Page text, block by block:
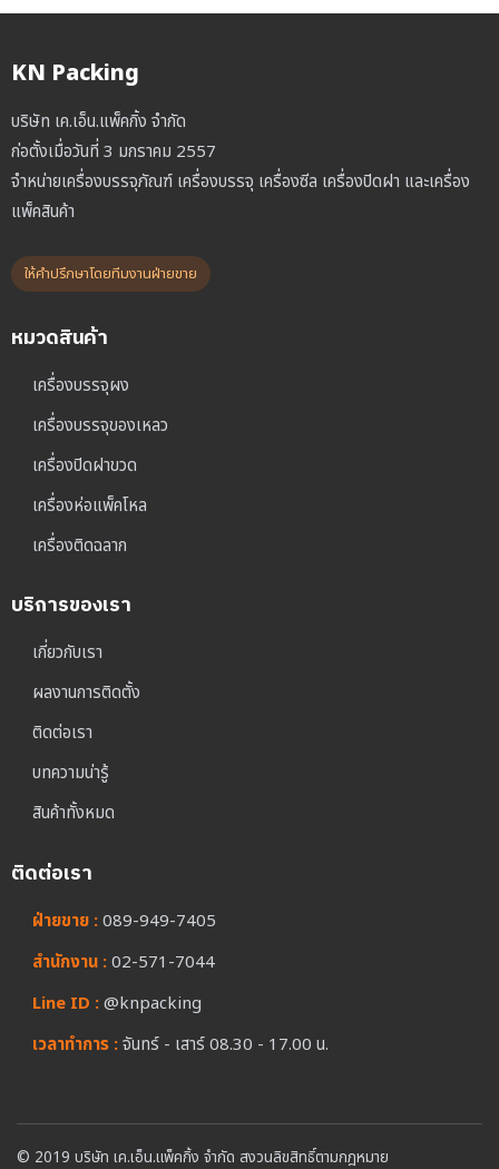
KN Packing
บริษัท เค.เอ็น.แพ็คกิ้ง จำกัด
ก่อตั้งเมื่อวันที่ 3 มกราคม 2557
จำหน่ายเครื่องบรรจุภัณฑ์ เครื่องบรรจุ เครื่องซีล เครื่องปิดฝา และเครื่อง
แพ็คสินค้า
ให้คำปรึกษาโดยทีมงานฝ่ายขาย
หมวดสินค้า
เครื่องบรรจุผง
เครื่องบรรจุของเหลว
เครื่องปิดฝาขวด
เครื่องห่อแพ็คโหล
เครื่องติดฉลาก
บริการของเรา
เกี่ยวกับเรา
ผลงานการติดตั้ง
ติดต่อเรา
บทความน่ารู้
สินค้าทั้งหมด
ติดต่อเรา
ฝ่ายขาย :089-949-7405
สำนักงาน :02-571-7044
Line ID :@knpacking
เวลาทำการ :จันทร์ - เสาร์ 08.30 - 17.00 น.
© 2019 บริษัท เค.เอ็น.แพ็คกิ้ง จำกัด สงวนลิขสิทธิ์ตามกฎหมาย